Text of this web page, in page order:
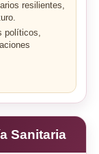
resilientes,
políticos,
Sanitaria